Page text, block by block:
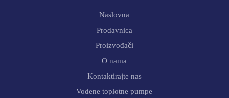
Naslovna
Prodavnica
Proizvođači
O nama
Kontaktirajte nas
Vodene toplotne pumpe